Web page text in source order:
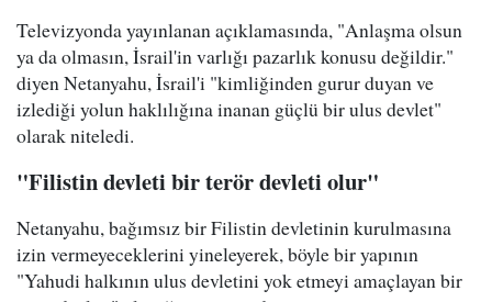
Televizyonda yayınlanan açıklamasında, "Anlaşma olsun
ya da olmasın, İsrail'in varlığı pazarlık konusu değildir."
diyen Netanyahu, İsrail'i "kimliğinden gurur duyan ve
izlediği yolun haklılığına inanan güçlü bir ulus devlet"
olarak niteledi.
"Filistin devleti bir terör devleti olur"
Netanyahu, bağımsız bir Filistin devletinin kurulmasına
izin vermeyeceklerini yineleyerek, böyle bir yapının
"Yahudi halkının ulus devletini yok etmeyi amaçlayan bir